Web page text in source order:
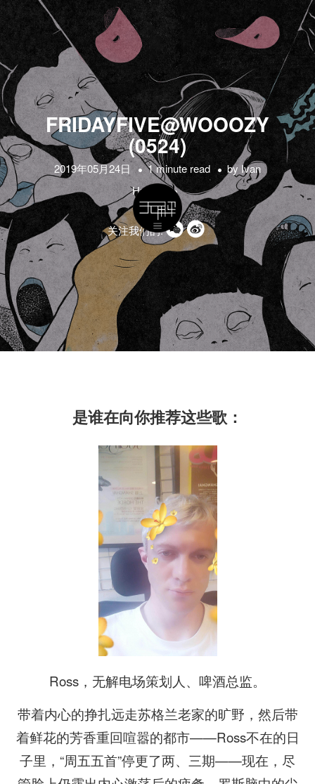
FRIDAYFIVE@WOOOZY
(0524)
2019年05月24日 1 minute read by Ivan
Hrozny
关注我们的:
是谁在向你推荐这些歌：
Ross，无解电场策划人、啤酒总监。
带着内心的挣扎远走苏格兰老家的旷野，然后带
着鲜花的芳香重回喧嚣的都市——Ross不在的日
子里，“周五五首”停更了两、三期——现在，尽